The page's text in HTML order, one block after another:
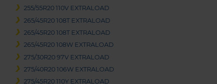
255/55R20 110V EXTRALOAD
265/45R20 108T EXTRALOAD
265/45R20 108T EXTRALOAD
265/45R20 108W EXTRALOAD
275/30R20 97V EXTRALOAD
275/40R20 106W EXTRALOAD
275/45R20 110Y EXTRALOAD